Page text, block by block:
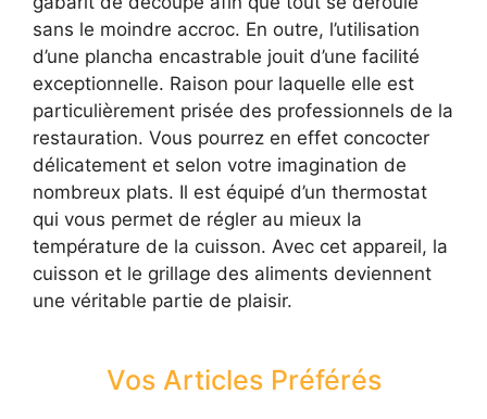
sans le moindre accroc. En outre, l’utilisation
d’une plancha encastrable jouit d’une facilité
exceptionnelle. Raison pour laquelle elle est
particulièrement prisée des professionnels de la
restauration. Vous pourrez en effet concocter
délicatement et selon votre imagination de
nombreux plats. Il est équipé d’un thermostat
qui vous permet de régler au mieux la
température de la cuisson. Avec cet appareil, la
cuisson et le grillage des aliments deviennent
une véritable partie de plaisir.
Vos Articles Préférés